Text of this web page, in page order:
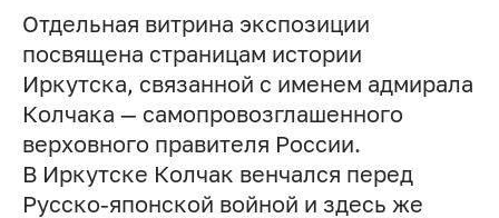
Отдельная витрина экспозиции
посвящена страницам истории
Иркутска, связанной с именем адмирала
Колчака — самопровозглашенного
верховного правителя России.
В Иркутске Колчак венчался перед
Русско-японской войной и здесь же